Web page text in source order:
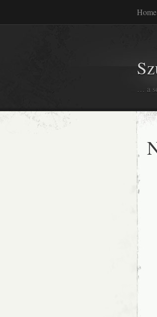
Home
… a